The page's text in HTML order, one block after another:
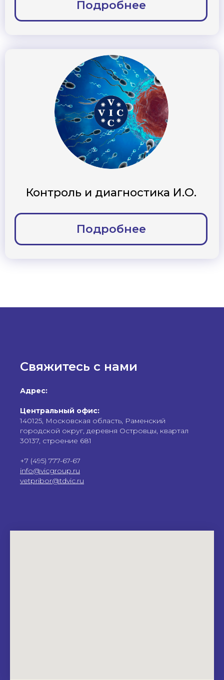
Свяжитесь с нами
Адрес:
Центральный офис:
140125, Московская область, Раменский
городской округ, деревня Островцы, квартал
30137, строение 681
+7 (495) 777-67-67
info@vicgroup.ru
vetpribor@tdvic.ru